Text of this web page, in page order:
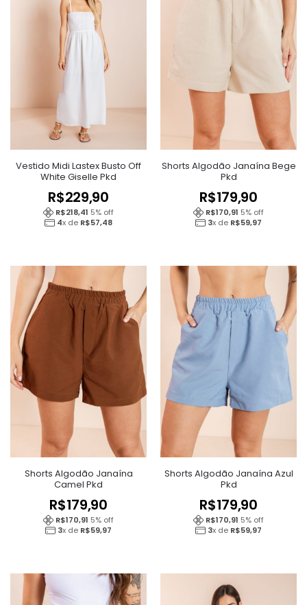
Vestido Midi Lastex Busto Off
White Giselle Pkd
R$229,90
R$218,41 5% off
4x de R$57,48
Shorts Algodão Janaína Bege
Pkd
R$179,90
R$170,91 5% off
3x de R$59,97
Shorts Algodão Janaína
Camel Pkd
R$179,90
R$170,91 5% off
3x de R$59,97
Shorts Algodão Janaína Azul
Pkd
R$179,90
R$170,91 5% off
3x de R$59,97